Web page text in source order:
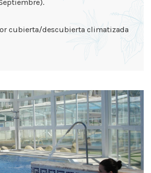
cubierta/descubierta climatizada